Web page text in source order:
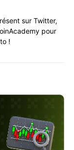
sur Twitter,
pour
!